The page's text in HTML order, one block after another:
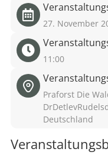
27. November
11:00
Praforst Die
Deutschland